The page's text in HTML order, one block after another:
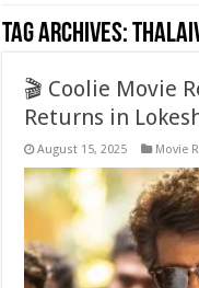
Tag Archives:
🎬 Coolie Movie
Returns in
August 15, 2025 Movie